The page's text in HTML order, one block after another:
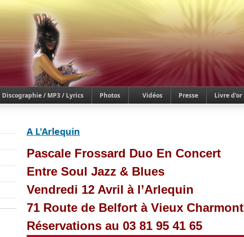
Discographie / MP3 / Lyrics Photos Vidéos Presse Livre d'or
A L'Arlequin
Pascale Frossard Duo En Concert
Entre Soul Jazz & Blues
Vendredi 12 Avril à l’Arlequin
71 Route de Belfort à Vieux Charmont
Réservations au 03 81 95 41 65